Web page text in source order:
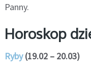
Panny.
Horoskop
Ryby(19.02 – 20.03)